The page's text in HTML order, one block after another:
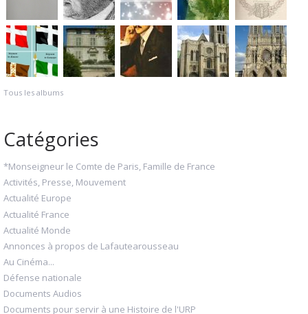
Tous les albums
Catégories
*Monseigneur le Comte de Paris, Famille de France
Activités, Presse, Mouvement
Actualité Europe
Actualité France
Actualité Monde
Annonces à propos de Lafautearousseau
Au Cinéma...
Défense nationale
Documents Audios
Documents pour servir à une Histoire de l'URP